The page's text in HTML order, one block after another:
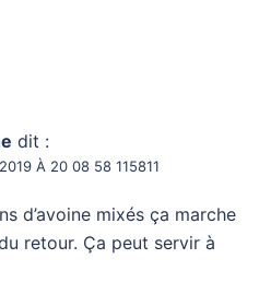
dit :
À 20 08 58 115811
d’avoine mixés ça marche
retour. Ça peut servir à